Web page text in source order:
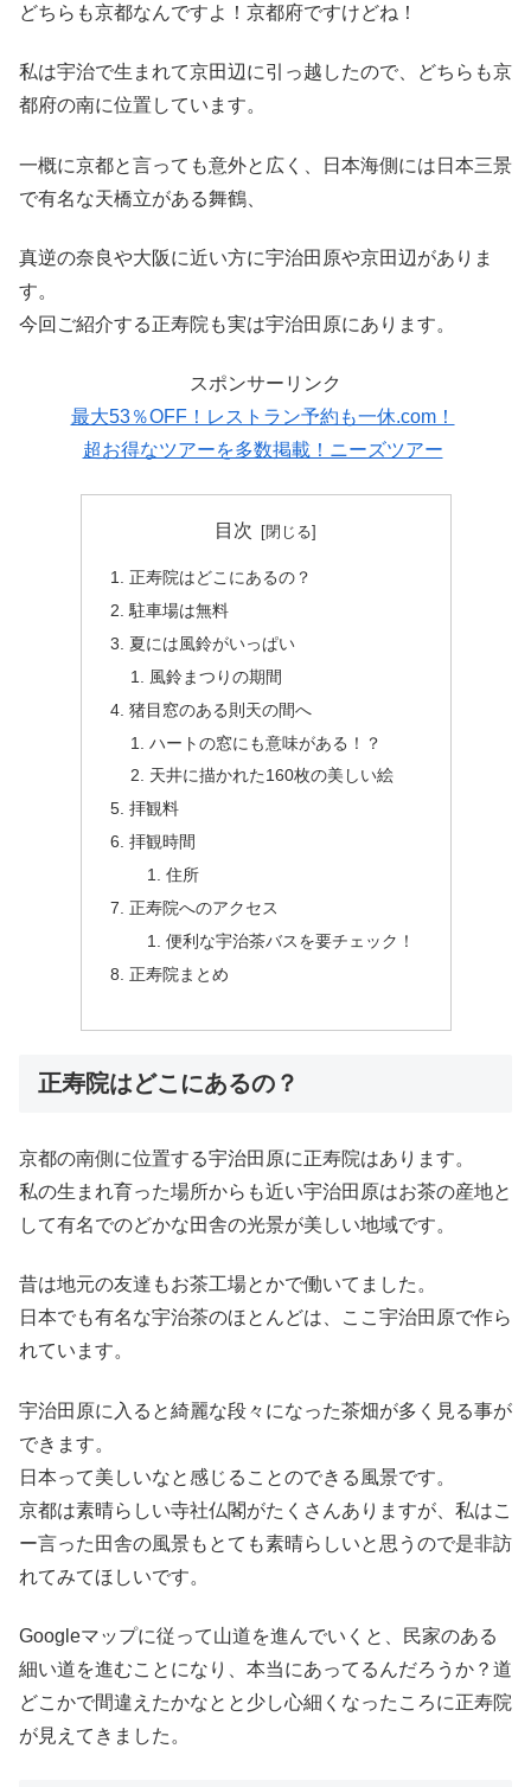
どちらも京都なんですよ！京都府ですけどね！
私は宇治で生まれて京田辺に引っ越したので、どちらも京
都府の南に位置しています。
一概に京都と言っても意外と広く、日本海側には日本三景
で有名な天橋立がある舞鶴、
真逆の奈良や大阪に近い方に宇治田原や京田辺がありま
す。
今回ご紹介する正寿院も実は宇治田原にあります。
スポンサーリンク
最大53％OFF！レストラン予約も一休.com！
超お得なツアーを多数掲載！ニーズツアー
目次
正寿院はどこにあるの？
駐車場は無料
夏には風鈴がいっぱい
風鈴まつりの期間
猪目窓のある則天の間へ
ハートの窓にも意味がある！？
天井に描かれた160枚の美しい絵
拝観料
拝観時間
住所
正寿院へのアクセス
便利な宇治茶バスを要チェック！
正寿院まとめ
正寿院はどこにあるの？
京都の南側に位置する宇治田原に正寿院はあります。
私の生まれ育った場所からも近い宇治田原はお茶の産地と
して有名でのどかな田舎の光景が美しい地域です。
昔は地元の友達もお茶工場とかで働いてました。
日本でも有名な宇治茶のほとんどは、ここ宇治田原で作ら
れています。
宇治田原に入ると綺麗な段々になった茶畑が多く見る事が
できます。
日本って美しいなと感じることのできる風景です。
京都は素晴らしい寺社仏閣がたくさんありますが、私はこ
ー言った田舎の風景もとても素晴らしいと思うので是非訪
れてみてほしいです。
Googleマップに従って山道を進んでいくと、民家のある
細い道を進むことになり、本当にあってるんだろうか？道
どこかで間違えたかなとと少し心細くなったころに正寿院
が見えてきました。